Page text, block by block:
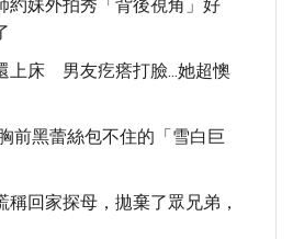
約妹外拍秀「背後視角」好
上床 男友疙瘩打臉...她超懊
前黑蕾絲包不住的「雪白巨
稱回家探母，拋棄了眾兄弟，